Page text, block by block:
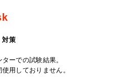
対策
ーでの試験結果。
用しておりません。